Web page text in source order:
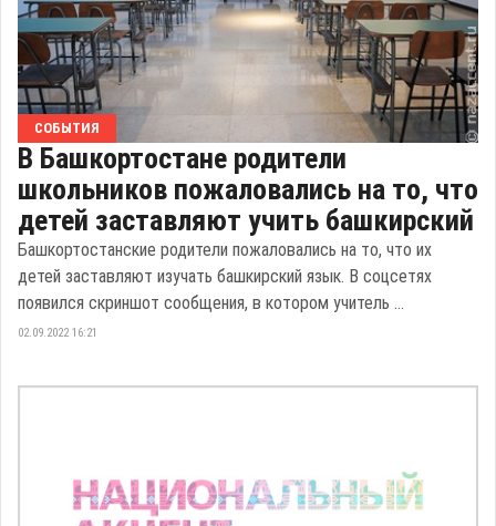
СОБЫТИЯ
В Башкортостане родители
школьников пожаловались на то, что
детей заставляют учить башкирский
Башкортостанские родители пожаловались на то, что их
детей заставляют изучать башкирский язык. В соцсетях
появился скриншот сообщения, в котором учитель ...
02.09.2022 16:21